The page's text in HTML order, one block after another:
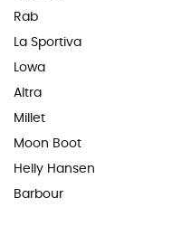
Rab
La Sportiva
Lowa
Altra
Millet
Moon Boot
Helly Hansen
Barbour